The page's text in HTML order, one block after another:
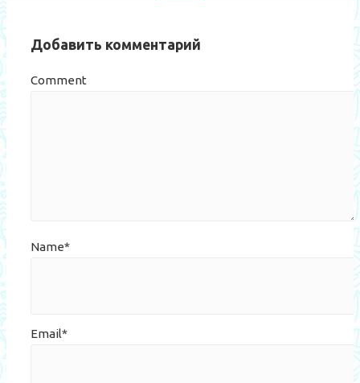
Добавить комментарий
Comment
Name*
Email*